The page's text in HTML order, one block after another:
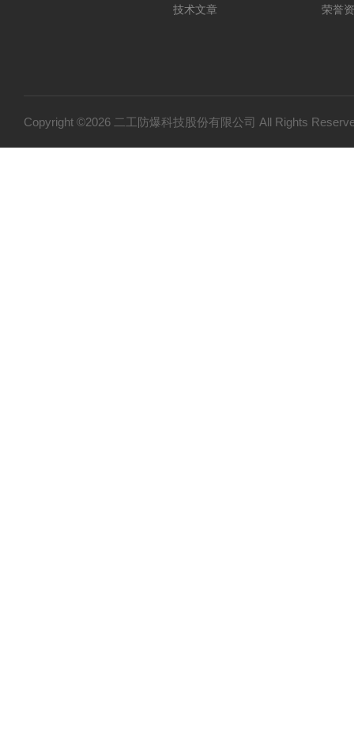
技术文章 荣誉
Copyright ©2026 二工防爆科技股份有限公司 All Rights